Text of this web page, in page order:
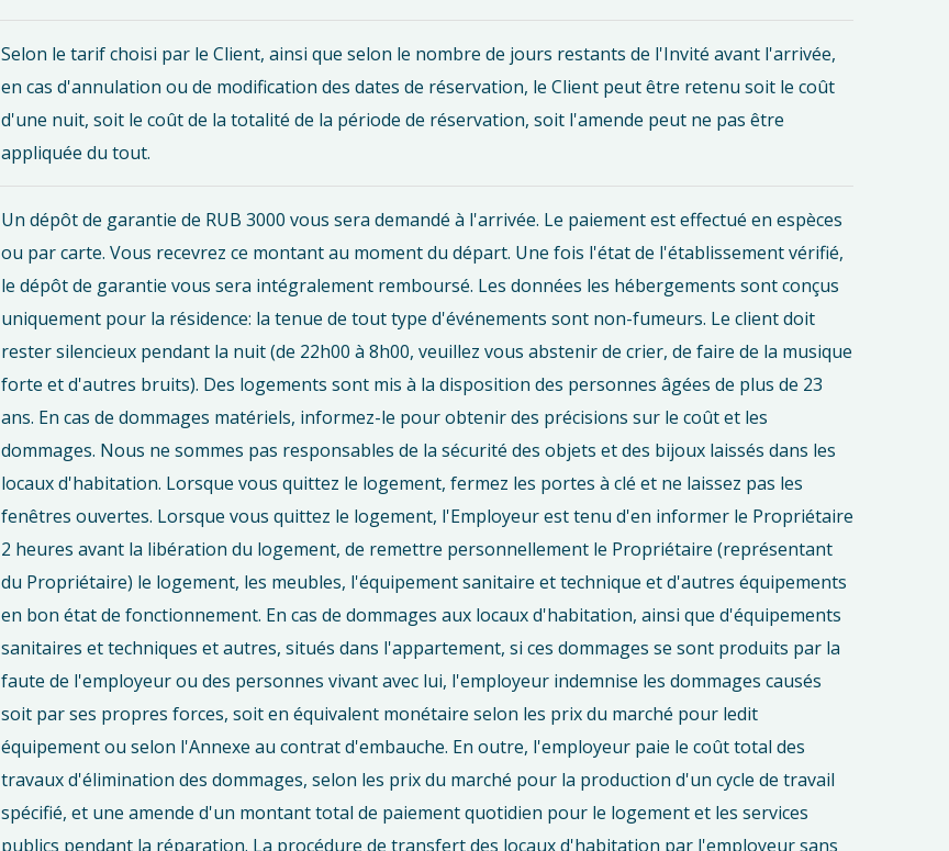
Selon le tarif choisi par le Client, ainsi que selon le nombre de jours restants de l'Invité avant l'arrivée,
en cas d'annulation ou de modification des dates de réservation, le Client peut être retenu soit le coût
d'une nuit, soit le coût de la totalité de la période de réservation, soit l'amende peut ne pas être
appliquée du tout.
Un dépôt de garantie de RUB 3000 vous sera demandé à l'arrivée. Le paiement est effectué en espèces
ou par carte. Vous recevrez ce montant au moment du départ. Une fois l'état de l'établissement vérifié,
le dépôt de garantie vous sera intégralement remboursé. Les données les hébergements sont conçus
uniquement pour la résidence: la tenue de tout type d'événements sont non-fumeurs. Le client doit
rester silencieux pendant la nuit (de 22h00 à 8h00, veuillez vous abstenir de crier, de faire de la musique
forte et d'autres bruits). Des logements sont mis à la disposition des personnes âgées de plus de 23
ans. En cas de dommages matériels, informez-le pour obtenir des précisions sur le coût et les
dommages. Nous ne sommes pas responsables de la sécurité des objets et des bijoux laissés dans les
locaux d'habitation. Lorsque vous quittez le logement, fermez les portes à clé et ne laissez pas les
fenêtres ouvertes. Lorsque vous quittez le logement, l'Employeur est tenu d'en informer le Propriétaire
2 heures avant la libération du logement, de remettre personnellement le Propriétaire (représentant
du Propriétaire) le logement, les meubles, l'équipement sanitaire et technique et d'autres équipements
en bon état de fonctionnement. En cas de dommages aux locaux d'habitation, ainsi que d'équipements
sanitaires et techniques et autres, situés dans l'appartement, si ces dommages se sont produits par la
faute de l'employeur ou des personnes vivant avec lui, l'employeur indemnise les dommages causés
soit par ses propres forces, soit en équivalent monétaire selon les prix du marché pour ledit
équipement ou selon l'Annexe au contrat d'embauche. En outre, l'employeur paie le coût total des
travaux d'élimination des dommages, selon les prix du marché pour la production d'un cycle de travail
spécifié, et une amende d'un montant total de paiement quotidien pour le logement et les services
publics pendant la réparation. La procédure de transfert des locaux d'habitation par l'employeur sans